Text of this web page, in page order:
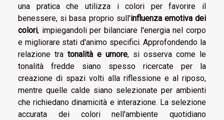
una pratica che utilizza i colori per favorire il
benessere, si basa proprio sull'influenza emotiva dei
colori, impiegandoli per bilanciare l'energia nel corpo
e migliorare stati d'animo specifici. Approfondendo la
relazione tra tonalità e umore, si osserva come le
tonalità fredde siano spesso ricercate per la
creazione di spazi volti alla riflessione e al riposo,
mentre quelle calde siano selezionate per ambienti
che richiedano dinamicità e interazione. La selezione
accurata dei colori nell'ambiente quotidiano